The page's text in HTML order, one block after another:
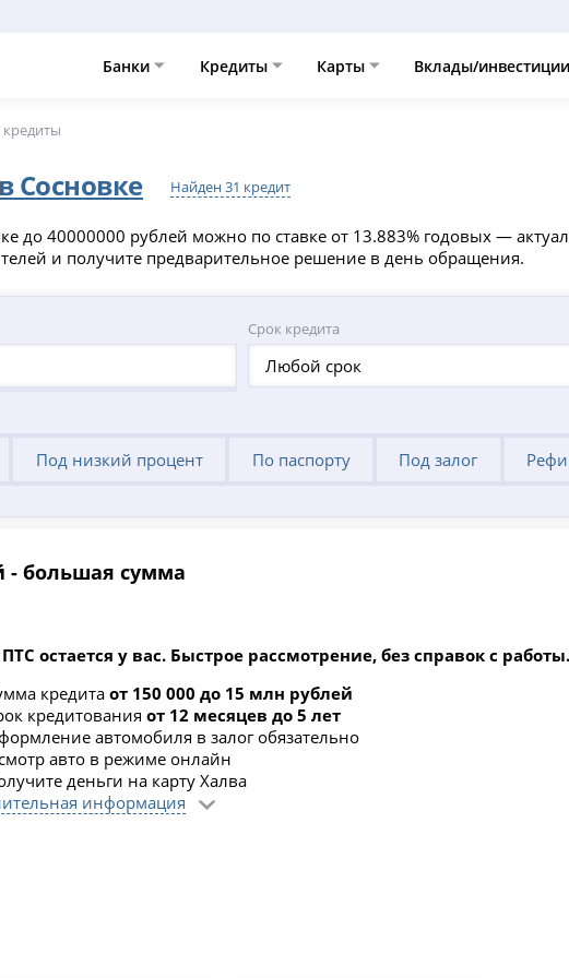
Банки Кредиты Карты Вклады/
кредиты
в Сосновке Найден 31 кредит
до 40000000 рублей можно по ставке от 13.883% годовых —
и получите предварительное решение в день обращения.
Срок кредита
Любой срок
Под низкий процент По паспорту Под залог
- большая сумма
остается у вас. Быстрое рассмотрение, без справок с работы.
кредита от 150 000 до 15 млн рублей
кредитования от 12 месяцев до 5 лет
автомобиля в залог обязательно
авто в режиме онлайн
деньги на карту Халва
информация